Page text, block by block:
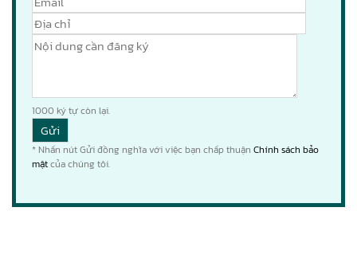
1000 ký tự còn lại.
* Nhấn nút Gửi đồng nghĩa với việc bạn chấp thuận Chính sách bảo
mậtcủa chúng tôi.